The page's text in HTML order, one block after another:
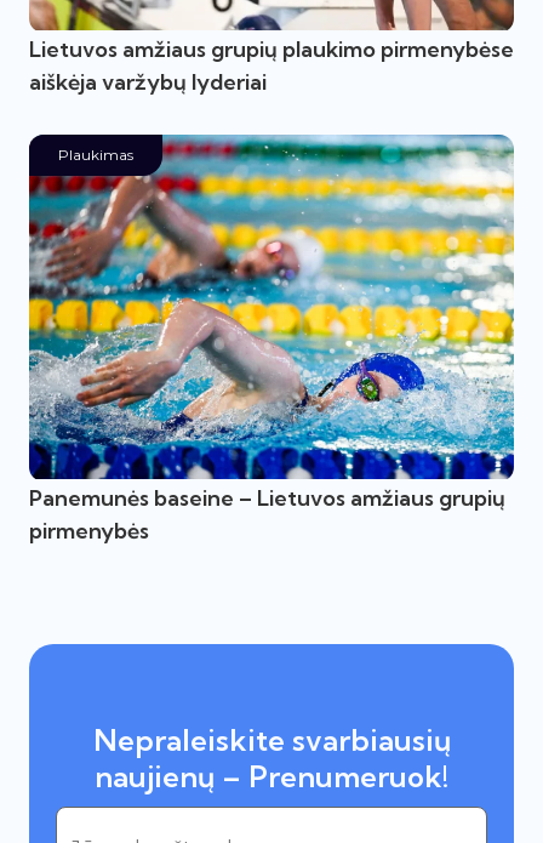
Lietuvos amžiaus grupių plaukimo pirmenybėse
aiškėja varžybų lyderiai
Plaukimas
Panemunės baseine – Lietuvos amžiaus grupių
pirmenybės
Nepraleiskite svarbiausių
naujienų – Prenumeruok!